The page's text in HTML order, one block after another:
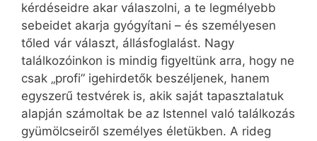
kérdéseidre akar válaszolni, a te legmélyebb
sebeidet akarja gyógyítani – és személyesen
tőled vár választ, állásfoglalást. Nagy
találkozóinkon is mindig figyeltünk arra, hogy ne
csak „profi” igehirdetők beszéljenek, hanem
egyszerű testvérek is, akik saját tapasztalatuk
alapján számoltak be az Istennel való találkozás
gyümölcseiről személyes életükben. A rideg